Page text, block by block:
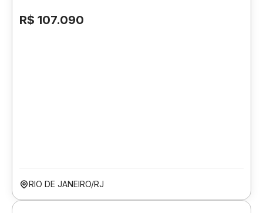
R$ 107.090
RIO DE JANEIRO/RJ